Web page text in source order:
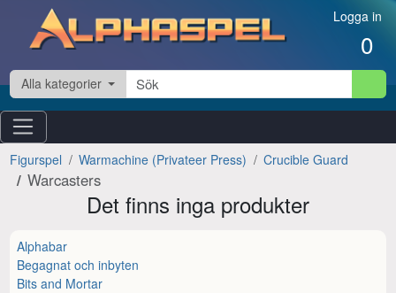
Hoppa till innehåll Logga in
0
Alla kategorier
Figurspel Warmachine (Privateer Press) Crucible Guard
Warcasters
Det finns inga produkter
Alphabar
Begagnat och inbyten
Bits and Mortar